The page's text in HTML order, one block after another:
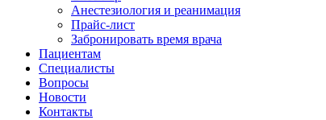
Анестезиология и реанимация
Прайс-лист
Забронировать время врача
Пациентам
Специалисты
Вопросы
Новости
Контакты